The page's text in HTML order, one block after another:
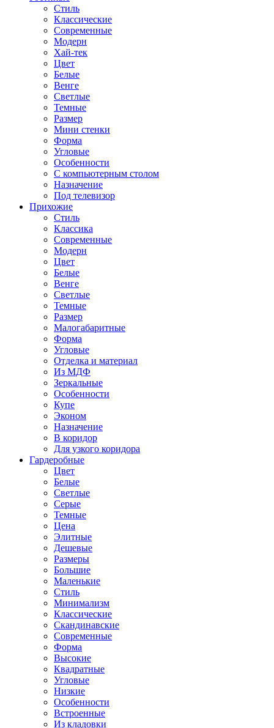
Стиль
Классические
Современные
Модерн
Хай-тек
Цвет
Белые
Венге
Светлые
Темные
Размер
Мини стенки
Форма
Угловые
Особенности
С компьютерным столом
Назначение
Под телевизор
Прихожие
Стиль
Классика
Современные
Модерн
Цвет
Белые
Венге
Светлые
Темные
Размер
Малогабаритные
Форма
Угловые
Отделка и материал
Из МДФ
Зеркальные
Особенности
Купе
Эконом
Назначение
В коридор
Для узкого коридора
Гардеробные
Цвет
Белые
Светлые
Серые
Темные
Цена
Элитные
Дешевые
Размеры
Большие
Маленькие
Стиль
Минимализм
Классические
Скандинавские
Современные
Форма
Высокие
Квадратные
Угловые
Низкие
Особенности
Встроенные
Из кладовки